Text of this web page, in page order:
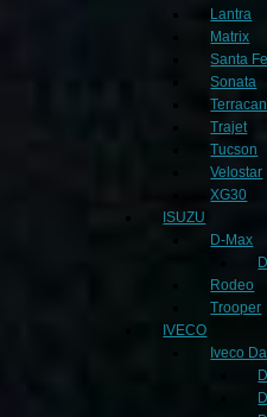
Lantra
Matrix
Santa Fe
Sonata
Terracan
Trajet
Tucson
Velostar
XG30
ISUZU
D-Max
Rodeo
Trooper
IVECO
Iveco